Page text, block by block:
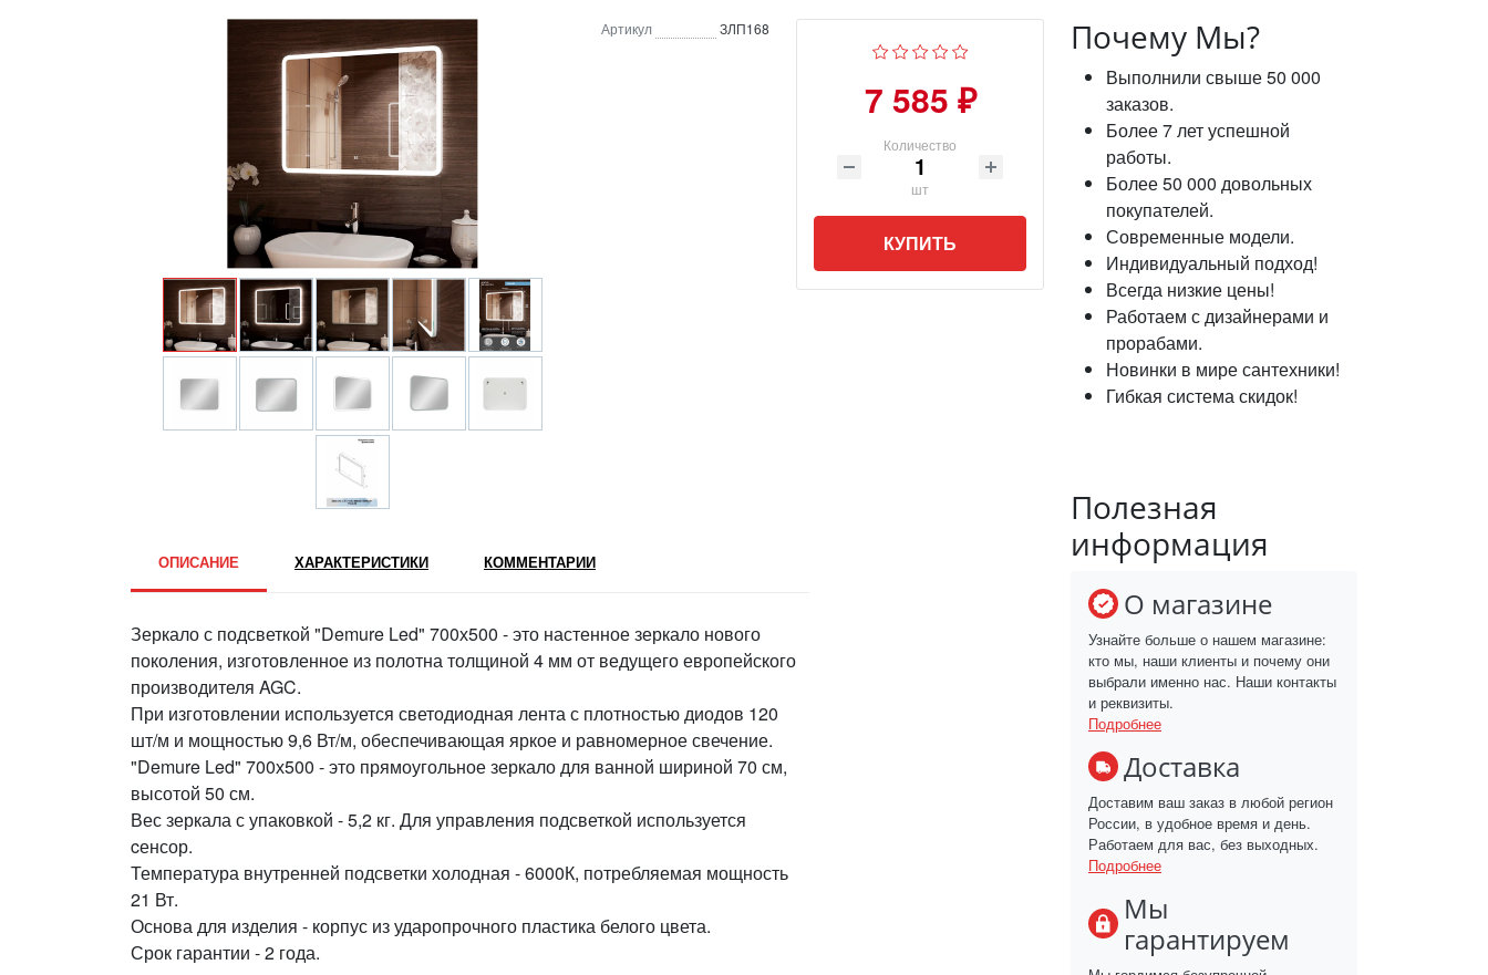
Артикул ЗЛП168
7 585 ₽
Количество
шт
КУПИТЬ
ОПИСАНИЕ ХАРАКТЕРИСТИКИ КОММЕНТАРИИ
Зеркало с подсветкой "Demure Led" 700х500 - это настенное зеркало нового
поколения, изготовленное из полотна толщиной 4 мм от ведущего европейского
производителя AGC.
При изготовлении используется светодиодная лента с плотностью диодов 120
шт/м и мощностью 9,6 Вт/м, обеспечивающая яркое и равномерное свечение.
"Demure Led" 700х500 - это прямоугольное зеркало для ванной шириной 70 см,
высотой 50 см.
Вес зеркала с упаковкой - 5,2 кг. Для управления подсветкой используется
cенсор.
Температура внутренней подсветки холодная - 6000К, потребляемая мощность
21 Вт.
Основа для изделия - корпус из ударопрочного пластика белого цвета.
Срок гарантии - 2 года.
Почему Мы?
Выполнили свыше 50 000
заказов.
Более 7 лет успешной
работы.
Более 50 000 довольных
покупателей.
Современные модели.
Индивидуальный подход!
Всегда низкие цены!
Работаем с дизайнерами и
прорабами.
Новинки в мире сантехники!
Гибкая система скидок!
Полезная
информация
О магазине
Узнайте больше о нашем магазине:
кто мы, наши клиенты и почему они
выбрали именно нас. Наши контакты
и реквизиты.
Подробнее
Доставка
Доставим ваш заказ в любой регион
России, в удобное время и день.
Работаем для вас, без выходных.
Подробнее
Мы
гарантируем